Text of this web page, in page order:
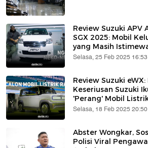
Review Suzuki APV
SGX 2025: Mobil
yang Masih
Selasa, 25 Feb 2025
Review Suzuki
Keseriusan Suzuki
'Perang' Mobil
Selasa, 18 Feb 2025
Abster Wongkar,
Polisi Viral